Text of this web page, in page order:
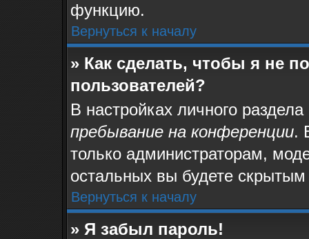
функцию.
Вернуться к началу
» Как сделать, чтобы я не
пользователей?
В настройках личного
пребывание на конференции.
только администраторам,
остальных вы будете
Вернуться к началу
» Я забыл пароль!